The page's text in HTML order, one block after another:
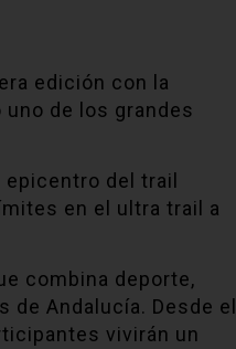
edición con la
de los grandes
epicentro del trail
en el ultra trail a
combina deporte,
Andalucía. Desde el
vivirán un